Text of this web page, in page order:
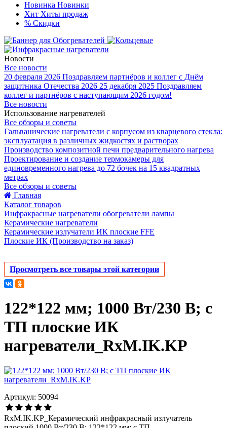
Новинка Новинки
Хит Хиты продаж
% Скидки
Новости
Все новости
20 февраля 2026 Поздравляем партнёров и коллег с Днём
защитника Отечества 2026 25 декабря 2025 Поздравляем
коллег и партнёров с наступающим 2026 годом!
Все новости
Использование нагревателей
Все обзоры и советы
Гальванические нагреватели с корпусом из кварцевого стекла:
эксплуатация в различных жидкостях и растворах
Производство композитной печи предварительного нагрева
Проектирование и создание термокамеры для
единовременного нагрева до 72 бочек на 15 квадратных
метрах
Все обзоры и советы
Главная
Каталог товаров
Инфракрасные нагреватели обогреватели лампы
Керамические нагреватели
Керамические излучатели ИК плоские FFE
Плоские ИК (Производство на заказ)
Просмотреть все товары этой категории
122*122 мм; 1000 Вт/230 В; с
ТП плоские ИК
нагреватели_RxM.IK.KP
Артикул: 50094
RxM.IK.KP_Керамический инфракрасный излучатель